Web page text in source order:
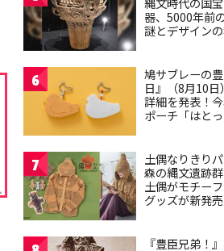
器、5000年前
謎とデザイン
6
鳩サブレーの
日』（8月10
詳細を発表！
ポーチ「はとっ
7
土偶なりきり
森の縄文遺跡
土偶がモチー
グッズが新発売
『豊臣兄弟！